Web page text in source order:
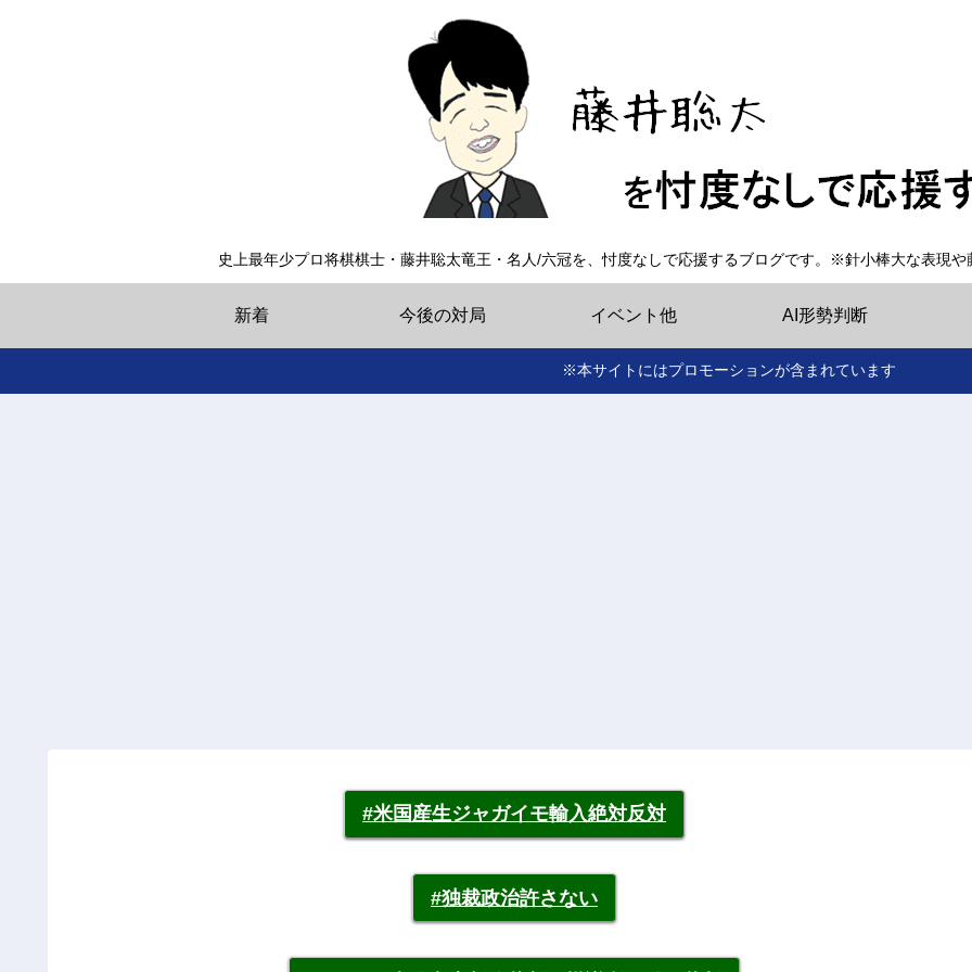
史上最年少プロ将棋棋士・藤井聡太竜王・名人/六冠を、忖度なしで応援するブログです。※針小棒大な表現
新着 今後の対局 イベント他 AI形勢判断
※本サイトにはプロモーションが含まれています
#米国産生ジャガイモ輸入絶対反対
#独裁政治許さない